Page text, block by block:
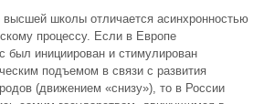
высшей школы отличается асинхронностью
процессу. Если в Европе
был инициирован и стимулирован
подъемом в связи с развития
(движением «снизу»), то в России